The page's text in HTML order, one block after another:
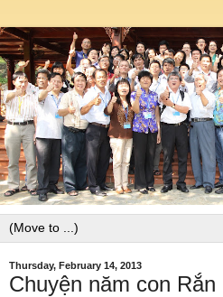
Thursday, February 14, 2013
Chuyện năm con Rắn